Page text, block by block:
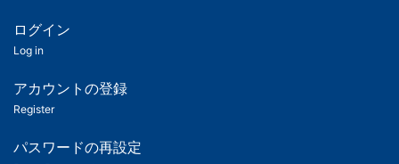
ツ
匿
名
ユ
ー
ログイン
Log in
アカウントの登録
Register
パスワードの再設定